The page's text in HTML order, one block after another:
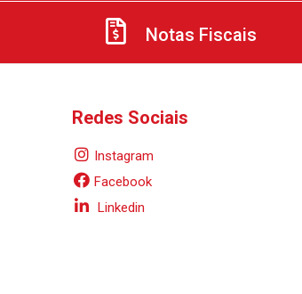
Notas Fiscais
Redes Sociais
Instagram
Facebook
Linkedin